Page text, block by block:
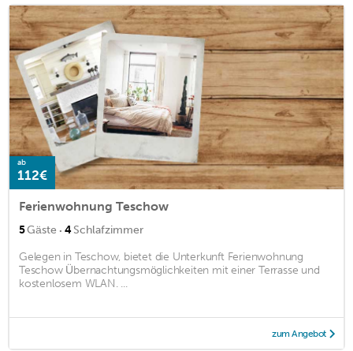
ab
112€
Ferienwohnung Teschow
5Gäste · 4Schlafzimmer
Gelegen in Teschow, bietet die Unterkunft Ferienwohnung
Teschow Übernachtungsmöglichkeiten mit einer Terrasse und
kostenlosem WLAN. ...
zum Angebot